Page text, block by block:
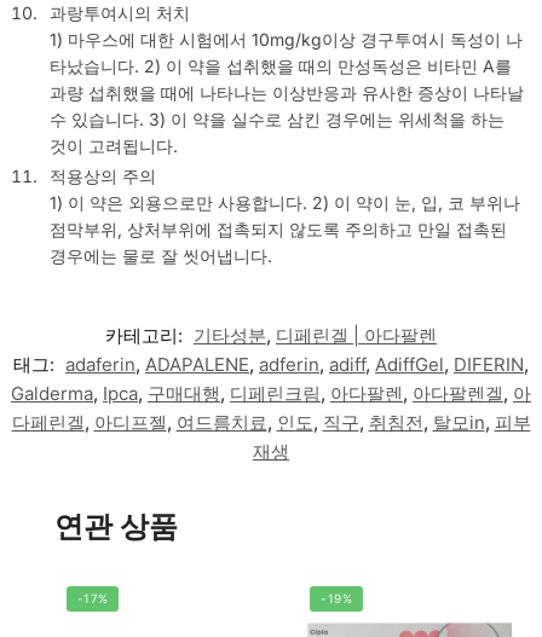
과랑투여시의 처치
1) 마우스에 대한 시험에서 10mg/kg이상 경구투여시 독성이 나
타났습니다. 2) 이 약을 섭취했을 때의 만성독성은 비타민 A를
과량 섭취했을 때에 나타나는 이상반응과 유사한 증상이 나타날
수 있습니다. 3) 이 약을 실수로 삼킨 경우에는 위세척을 하는
것이 고려됩니다.
적용상의 주의
1) 이 약은 외용으로만 사용합니다. 2) 이 약이 눈, 입, 코 부위나
점막부위, 상처부위에 접촉되지 않도록 주의하고 만일 접촉된
경우에는 물로 잘 씻어냅니다.
카테고리: 기타성분, 디페린겔 | 아다팔렌
태그: adaferin, ADAPALENE, adferin, adiff, AdiffGel, DIFERIN,
Galderma, Ipca, 구매대행, 디페린크림, 아다팔렌, 아다팔렌겔, 아
다페린겔, 아디프젤, 여드름치료, 인도, 직구, 취침전, 탈모in, 피부
재생
연관 상품
-17% -19%